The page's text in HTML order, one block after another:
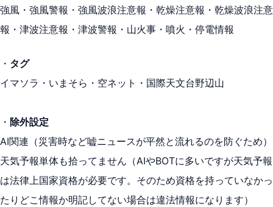
強風・強風警報・強風波浪注意報・乾燥注意報・乾燥波浪注意
報・津波注意報・津波警報・山火事・噴火・停電情報
・ タグ
イマソラ・いまそら・空ネット・国際天文台野辺山
・ 除外設定
AI関連（災害時など嘘ニュースが平然と流れるのを防ぐため）
天気予報単体も拾ってません（AIやBOTに多いですが天気予報
は法律上国家資格が必要です。そのため資格を持っていなかっ
たりどこ情報か明記してない場合は違法情報になります）